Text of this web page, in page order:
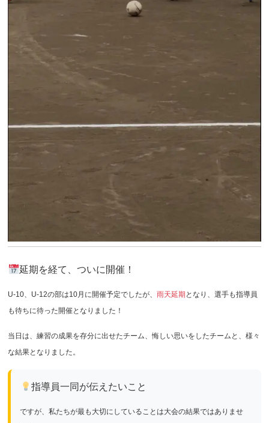
延期を経て、ついに開催！
U-10、U-12の部は10月に開催予定でしたが、雨天延期 となり、選手も指導員
も待ちに待った開催となりました！
当日は、練習の成果を存分に出せたチーム、悔しい思いをしたチームと、様々
な結果となりました。
指導員一同が伝えたいこと
ですが、私たちが最も大切にしていることは大会の結果ではありませ